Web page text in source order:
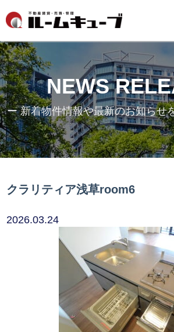
NEWS
ー 新着物件情報や最新のお知らせ
クラリティア浅草room6
2026.03.24